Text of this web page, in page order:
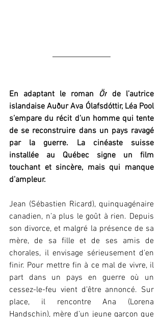
En adaptant le roman Ör de l’autrice
islandaise Auður Ava Ólafsdóttir, Léa Pool
s’empare du récit d’un homme qui tente
de se reconstruire dans un pays ravagé
par la guerre. La cinéaste suisse
installée au Québec signe un film
touchant et sincère, mais qui manque
d’ampleur.
Jean (Sébastien Ricard), quinquagénaire
canadien, n’a plus le goût à rien. Depuis
son divorce, et malgré la présence de sa
mère, de sa fille et de ses amis de
chorales, il envisage sérieusement d’en
finir. Pour mettre fin à ce mal de vivre, il
part dans un pays en guerre où un
cessez-le-feu vient d’être annoncé. Sur
place, il rencontre Ana (Lorena
Handschin), mère d’un jeune garçon que